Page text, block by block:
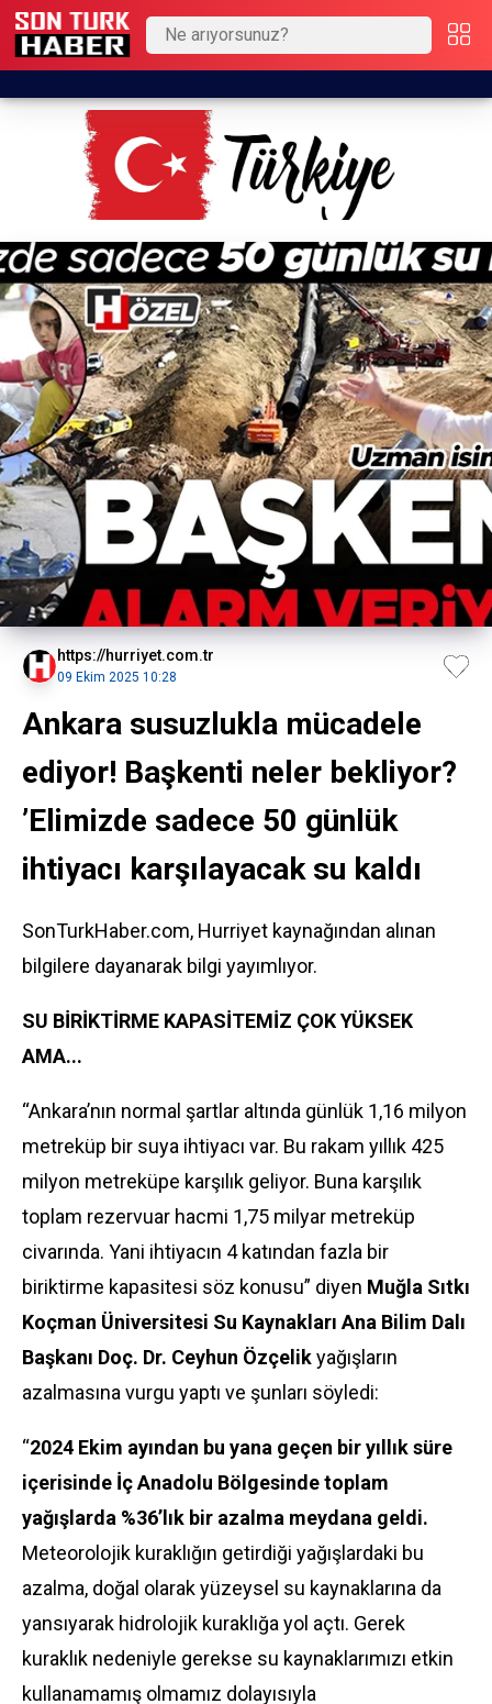
https://hurriyet.com.tr
09 Ekim 2025 10:28
Ankara susuzlukla mücadele
ediyor! Başkenti neler bekliyor?
’Elimizde sadece 50 günlük
ihtiyacı karşılayacak su kaldı
SonTurkHaber.com, Hurriyet kaynağından alınan
bilgilere dayanarak bilgi yayımlıyor.
SU BİRİKTİRME KAPASİTEMİZ ÇOK YÜKSEK
AMA...
“Ankara’nın normal şartlar altında günlük 1,16 milyon
metreküp bir suya ihtiyacı var. Bu rakam yıllık 425
milyon metreküpe karşılık geliyor. Buna karşılık
toplam rezervuar hacmi 1,75 milyar metreküp
civarında. Yani ihtiyacın 4 katından fazla bir
biriktirme kapasitesi söz konusu” diyen Muğla Sıtkı
Koçman Üniversitesi Su Kaynakları Ana Bilim Dalı
Başkanı Doç. Dr. Ceyhun Özçelikyağışların
azalmasına vurgu yaptı ve şunları söyledi:
“2024 Ekim ayından bu yana geçen bir yıllık süre
içerisinde İç Anadolu Bölgesinde toplam
yağışlarda %36’lık bir azalma meydana geldi.
Meteorolojik kuraklığın getirdiği yağışlardaki bu
azalma, doğal olarak yüzeysel su kaynaklarına da
yansıyarak hidrolojik kuraklığa yol açtı. Gerek
kuraklık nedeniyle gerekse su kaynaklarımızı etkin
kullanamamış olmamız dolayısıyla